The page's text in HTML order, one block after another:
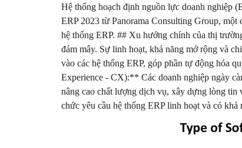
Hệ thống hoạch định nguồn lực doanh nghiệp
ERP 2023 từ Panorama Consulting Group,
hệ thống ERP. ## Xu hướng chính của thị
đám mây. Sự linh hoạt, khả năng mở rộng và
vào các hệ thống ERP, góp phần tự động hóa
Experience - CX):** Các doanh nghiệp ngày
nâng cao chất lượng dịch vụ, xây dựng lòng
chức yêu cầu hệ thống ERP linh hoạt và có